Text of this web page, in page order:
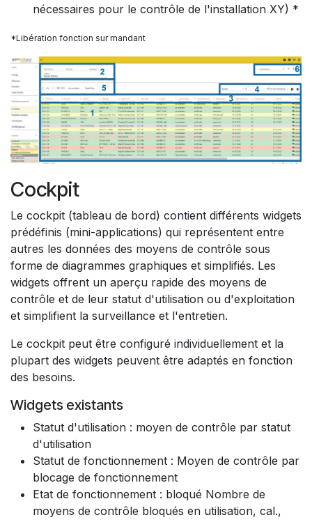
nécessaires pour le contrôle de l'installation XY) *
*Libération fonction sur mandant
Cockpit
Le cockpit (tableau de bord) contient différents widgets
prédéfinis (mini-applications) qui représentent entre
autres les données des moyens de contrôle sous
forme de diagrammes graphiques et simplifiés. Les
widgets offrent un aperçu rapide des moyens de
contrôle et de leur statut d'utilisation ou d'exploitation
et simplifient la surveillance et l'entretien.
Le cockpit peut être configuré individuellement et la
plupart des widgets peuvent être adaptés en fonction
des besoins.​
Widgets existants
Statut d'utilisation : moyen de contrôle par statut
d'utilisation
Statut de fonctionnement : Moyen de contrôle par
blocage de fonctionnement
Etat de fonctionnement : bloqué Nombre de
moyens de contrôle bloqués en utilisation, cal.,